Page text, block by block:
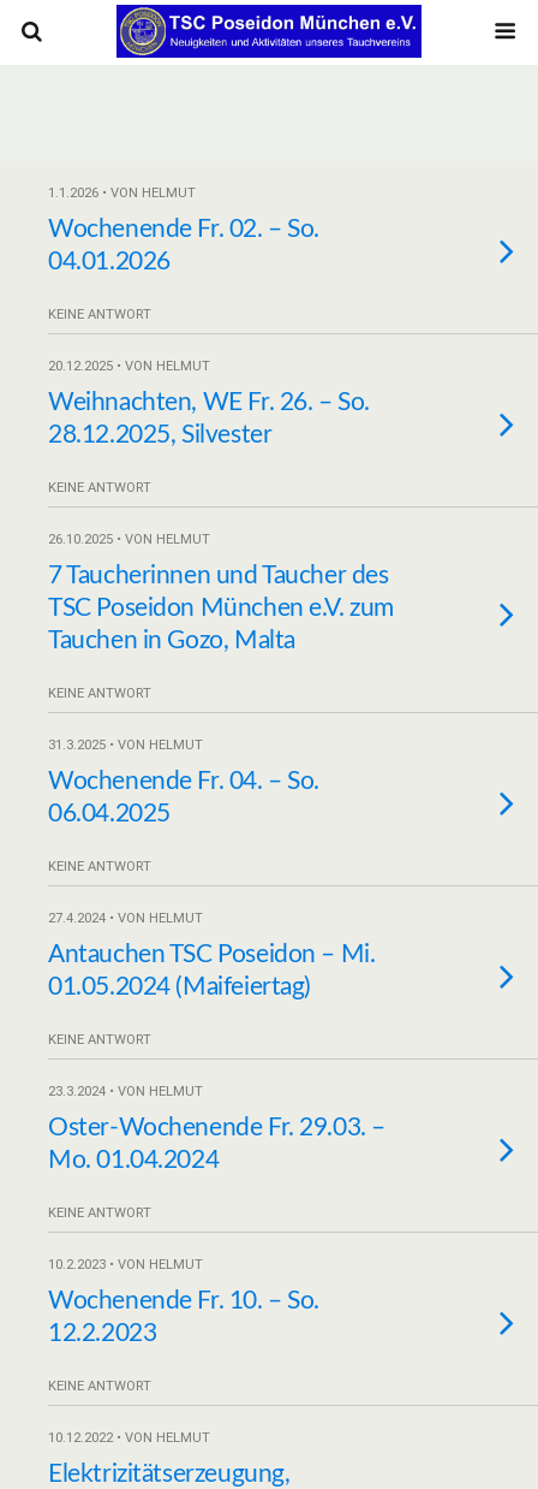
1.1.2026 • VON HELMUT
Wochenende Fr. 02. – So.
04.01.2026
KEINE ANTWORT
20.12.2025 • VON HELMUT
Weihnachten, WE Fr. 26. – So.
28.12.2025, Silvester
KEINE ANTWORT
26.10.2025 • VON HELMUT
7 Taucherinnen und Taucher des
TSC Poseidon München e.V. zum
Tauchen in Gozo, Malta
KEINE ANTWORT
31.3.2025 • VON HELMUT
Wochenende Fr. 04. – So.
06.04.2025
KEINE ANTWORT
27.4.2024 • VON HELMUT
Antauchen TSC Poseidon – Mi.
01.05.2024 (Maifeiertag)
KEINE ANTWORT
23.3.2024 • VON HELMUT
Oster-Wochenende Fr. 29.03. –
Mo. 01.04.2024
KEINE ANTWORT
10.2.2023 • VON HELMUT
Wochenende Fr. 10. – So.
12.2.2023
KEINE ANTWORT
10.12.2022 • VON HELMUT
Elektrizitätserzeugung,